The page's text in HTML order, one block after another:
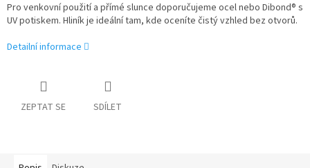
Pro venkovní použití a přímé slunce doporučujeme ocel nebo Dibond® s
UV potiskem. Hliník je ideální tam, kde oceníte čistý vzhled bez otvorů.
Detailní informace
ZEPTAT SE SDÍLET